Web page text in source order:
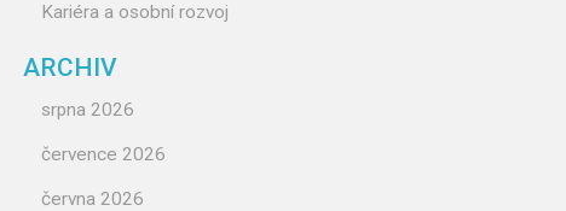
Kariéra a osobní rozvoj
ARCHIV
srpna 2026
července 2026
června 2026